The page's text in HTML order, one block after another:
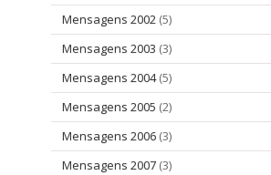
Mensagens 2002 (5)
Mensagens 2003 (3)
Mensagens 2004(5)
Mensagens 2005 (2)
Mensagens 2006 (3)
Mensagens 2007 (3)